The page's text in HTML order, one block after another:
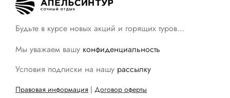
Будьте в курсе новых акций и горящих туров…
Мы уважаем вашу конфиденциальность
Условия подписки на нашу рассылку
Правовая информация | Договор оферты